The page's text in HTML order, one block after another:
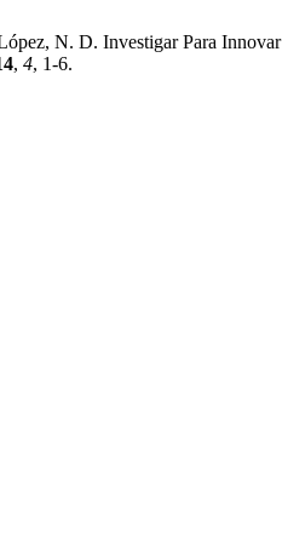
N. D. Investigar Para
, 4, 1-6.